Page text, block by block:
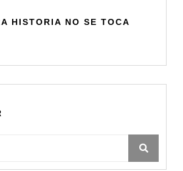
HISTORIA NO SE TOCA